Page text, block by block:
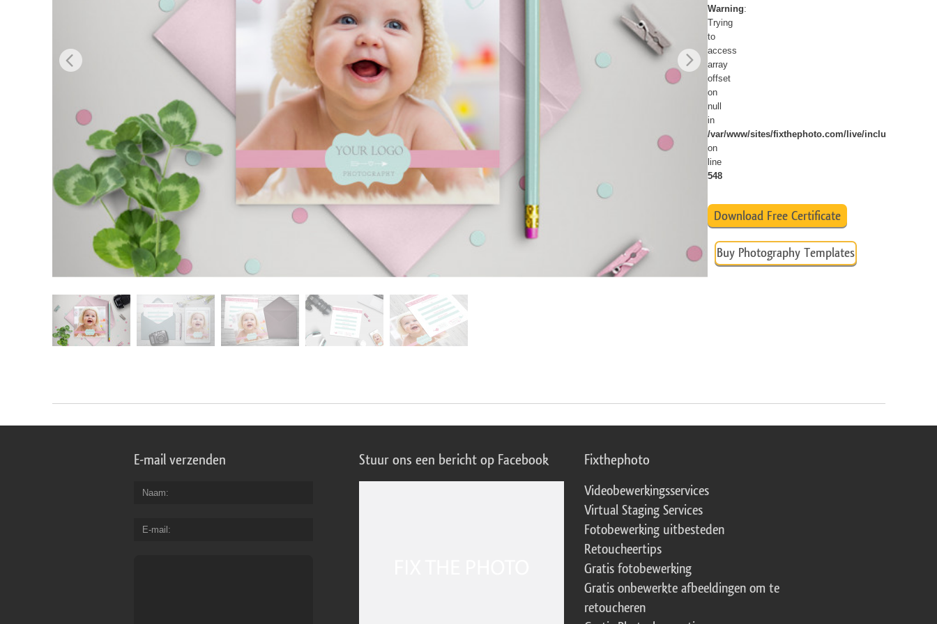
Productfoto's bewerken Sieraden Fotobewerking AI-trainingsgegevens Video Editing Services
Warning:
Trying
to
access
array
offset
on
null
in
/var/www/sites/fixthephoto.com/live/includes/
on
line
548
Download Free Certificate
Buy Photography Templates
E-mail verzenden
Naam
E-mail
Stuur ons een bericht op Facebook Fixthephoto
Videobewerkingsservices
Virtual Staging Services
Fotobewerking uitbesteden
Retoucheertips
Gratis fotobewerking
Gratis onbewerkte afbeeldingen om te
retoucheren